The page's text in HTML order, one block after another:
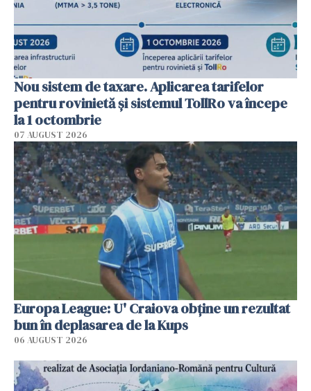
Nou sistem de taxare. Aplicarea tarifelor
pentru rovinietă şi sistemul TollRo va începe
la 1 octombrie
07 AUGUST 2026
Europa League: U' Craiova obține un rezultat
bun în deplasarea de la Kups
06 AUGUST 2026